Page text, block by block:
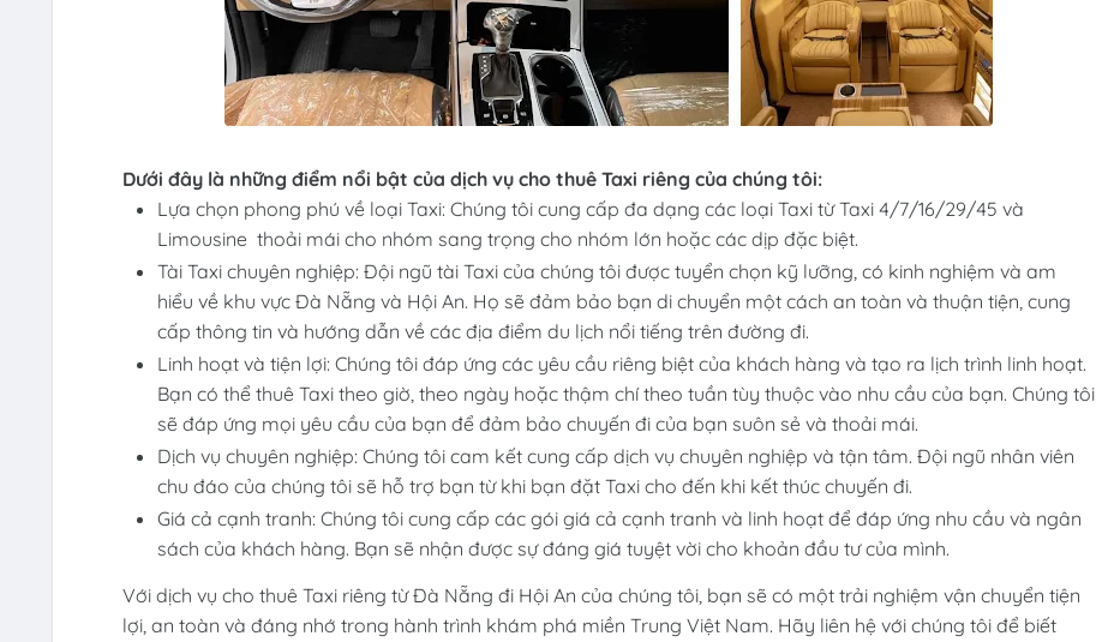
Dưới đây là những điểm nổi bật của dịch vụ cho thuê Taxi riêng của chúng tôi:
Lựa chọn phong phú về loại Taxi: Chúng tôi cung cấp đa dạng các loại Taxi từ Taxi 4/7/16/29/45 và
Limousine thoải mái cho nhóm sang trọng cho nhóm lớn hoặc các dịp đặc biệt.
Tài Taxi chuyên nghiệp: Đội ngũ tài Taxi của chúng tôi được tuyển chọn kỹ lưỡng, có kinh nghiệm và am
hiểu về khu vực Đà Nẵng và Hội An. Họ sẽ đảm bảo bạn di chuyển một cách an toàn và thuận tiện, cung
cấp thông tin và hướng dẫn về các địa điểm du lịch nổi tiếng trên đường đi.
Linh hoạt và tiện lợi: Chúng tôi đáp ứng các yêu cầu riêng biệt của khách hàng và tạo ra lịch trình linh hoạt.
Bạn có thể thuê Taxi theo giờ, theo ngày hoặc thậm chí theo tuần tùy thuộc vào nhu cầu của bạn. Chúng tôi
sẽ đáp ứng mọi yêu cầu của bạn để đảm bảo chuyến đi của bạn suôn sẻ và thoải mái.
Dịch vụ chuyên nghiệp: Chúng tôi cam kết cung cấp dịch vụ chuyên nghiệp và tận tâm. Đội ngũ nhân viên
chu đáo của chúng tôi sẽ hỗ trợ bạn từ khi bạn đặt Taxi cho đến khi kết thúc chuyến đi.
Giá cả cạnh tranh: Chúng tôi cung cấp các gói giá cả cạnh tranh và linh hoạt để đáp ứng nhu cầu và ngân
sách của khách hàng. Bạn sẽ nhận được sự đáng giá tuyệt vời cho khoản đầu tư của mình.
Với dịch vụ cho thuê Taxi riêng từ Đà Nẵng đi Hội An của chúng tôi, bạn sẽ có một trải nghiệm vận chuyển tiện
lợi, an toàn và đáng nhớ trong hành trình khám phá miền Trung Việt Nam. Hãy liên hệ với chúng tôi để biết